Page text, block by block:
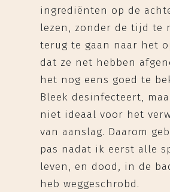
ingrediënten op de
lezen, zonder de tijd te
terug te gaan naar het
dat ze net hebben
het nog eens goed te
Bleek desinfecteert,
niet ideaal voor het
van aanslag. Daarom
pas nadat ik eerst alle
leven, en dood, in de
heb weggeschrobd.